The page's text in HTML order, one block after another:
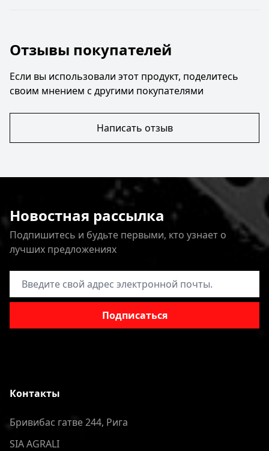
Отзывы покупателей
Если вы использовали этот продукт, поделитесь
своим мнением с другими покупателями
Написать отзыв
Новостная рассылка
Подпишитесь и будьте первыми, кто узнает о
лучших предложениях
Адрес электронной почты
Подписаться
Контакты
Бривибас гатве 244, Рига
SIA AGRALI